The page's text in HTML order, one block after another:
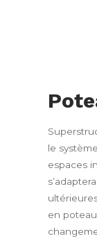
le
espaces
en